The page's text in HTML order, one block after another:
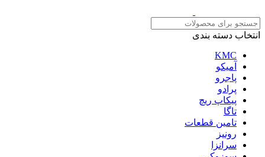
انتخاب دسته بندی
KMC
آمیکو
پاجرو
پرادو
پیکاپ ریچ
تاگا
تامین قطعات
رونیز
سرانزا